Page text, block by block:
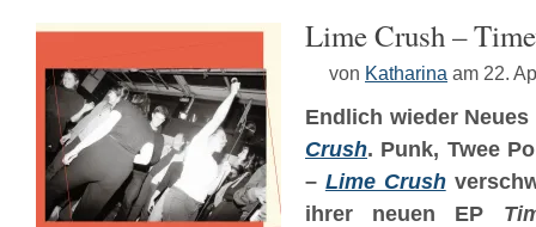
Lime Crush –
von Katharina am 22.
Endlich wieder
Crush. Punk, Twee
– Lime Crush
ihrer neuen EP